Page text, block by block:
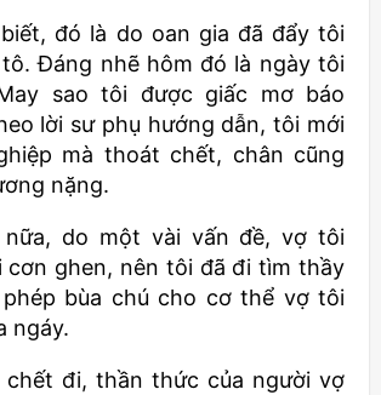
đó là do oan gia đã đẩy tôi
Đáng nhẽ hôm đó là ngày tôi
sao tôi được giấc mơ báo
lời sư phụ hướng dẫn, tôi mới
mà thoát chết, chân cũng
nặng.
do một vài vấn đề, vợ tôi
cơn ghen, nên tôi đã đi tìm thầy
bùa chú cho cơ thể vợ tôi
ngáy.
chết đi, thần thức của người vợ